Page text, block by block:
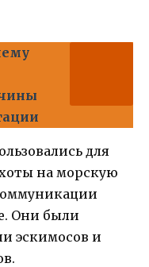
для
на морскую
Они были
эскимосов и